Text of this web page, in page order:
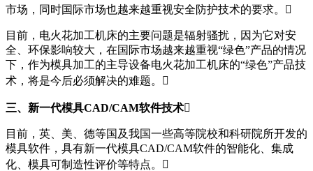
市场，同时国际市场也越来越重视安全防护技术的要求。
目前，电火花加工机床的主要问题是辐射骚扰，因为它对安
全、环保影响较大，在国际市场越来越重视“绿色”产品的情况
下，作为模具加工的主导设备电火花加工机床的“绿色”产品技
术，将是今后必须解决的难题。
三、新一代模具CAD/CAM软件技术
目前，英、美、德等国及我国一些高等院校和科研院所开发的
模具软件，具有新一代模具CAD/CAM软件的智能化、集成
化、模具可制造性评价等特点。